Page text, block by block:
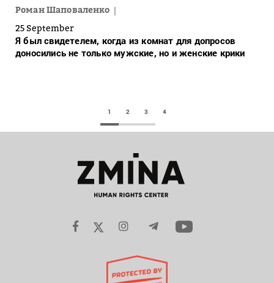
Роман Шаповаленко
25 September
Я был свидетелем, когда из комнат для допросов
доносились не только мужские, но и женские крики
1 2 3 4